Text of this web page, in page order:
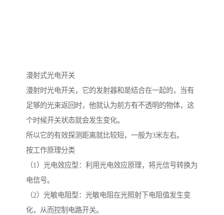
漫射式光电开关
漫射时光电开关，它的发射器和是结合在一起的，当有
足够的光束返回时，他就认为前方有不透明的物体，这
个时候开关状态就会发生变化。
所以它的有效探测距离就比较短，一般为3米左右。
按工作原理分类
（1）光电效应型：利用光电效应原理，将光信号转换为
电信号。
（2）光敏电阻型：光敏电阻在光照射下电阻值发生变
化，从而控制电路开关。